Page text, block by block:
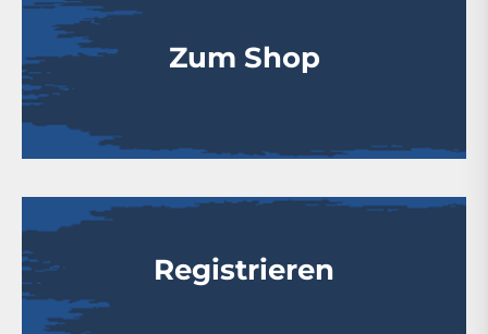
Zum Shop
Registrieren